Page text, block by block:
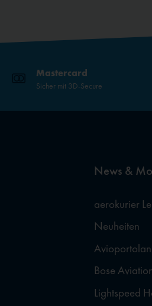
Mastercard
Sicher mit 3D-Secure
News &
aerokurier
Neuheiten
Bose
Lightspeed